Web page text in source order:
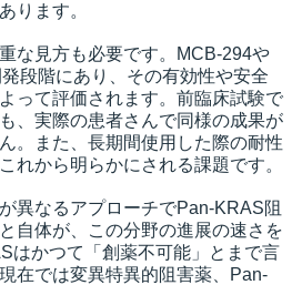
ります。
な見方も必要です。MCB-294や
段階にあり、その有効性や安全
って評価されます。前臨床試験で
、実際の患者さんで同様の成果が
。また、長期間使用した際の耐性
れから明らかにされる課題です。
異なるアプローチでPan-KRAS阻
自体が、この分野の進展の速さを
はかつて「創薬不可能」とまで言
在では変異特異的阻害薬、Pan-